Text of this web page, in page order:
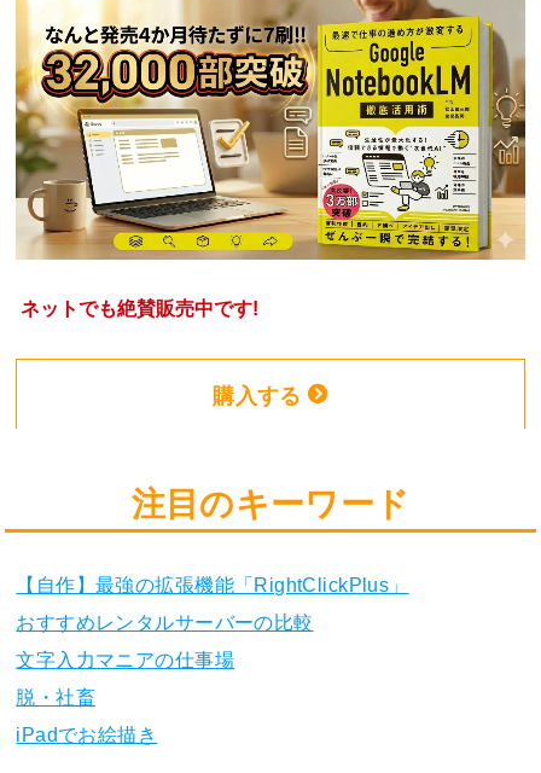
ネットでも絶賛販売中です!
購入する
注目のキーワード
【自作】最強の拡張機能「RightClickPlus」
おすすめレンタルサーバーの比較
文字入力マニアの仕事場
脱・社畜
iPadでお絵描き